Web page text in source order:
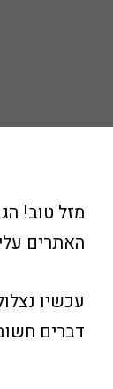
מזל טוב!
האתרים
דברים